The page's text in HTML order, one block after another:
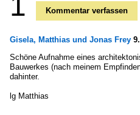
Kommentar verfassen
Gisela, Matthias und Jonas Frey
Schöne Aufnahme eines
Bauwerkes (nach meinem
dahinter.
lg Matthias